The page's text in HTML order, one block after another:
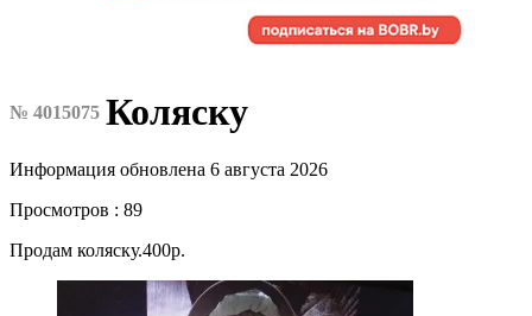
№ 4015075 Коляску
Информация обновлена 6 августа 2026
Просмотров : 89
Продам коляску.400р.